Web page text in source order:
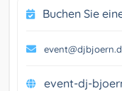
Buchen Sie
event-dj-